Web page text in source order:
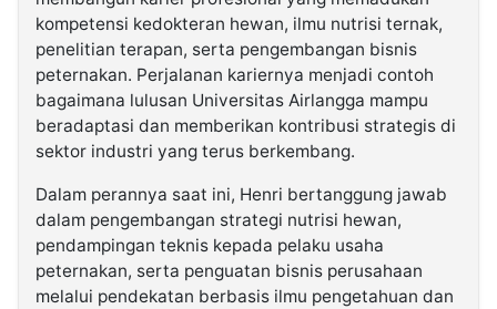
kompetensi kedokteran hewan, ilmu nutrisi ternak,
penelitian terapan, serta pengembangan bisnis
peternakan. Perjalanan kariernya menjadi contoh
bagaimana lulusan Universitas Airlangga mampu
beradaptasi dan memberikan kontribusi strategis di
sektor industri yang terus berkembang.
Dalam perannya saat ini, Henri bertanggung jawab
dalam pengembangan strategi nutrisi hewan,
pendampingan teknis kepada pelaku usaha
peternakan, serta penguatan bisnis perusahaan
melalui pendekatan berbasis ilmu pengetahuan dan